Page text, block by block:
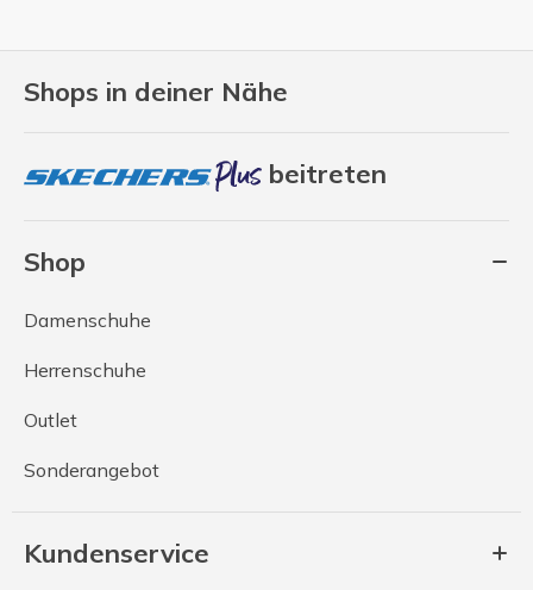
Shops in deiner Nähe
beitreten
Shop
Damenschuhe
Herrenschuhe
Outlet
Sonderangebot
Kundenservice